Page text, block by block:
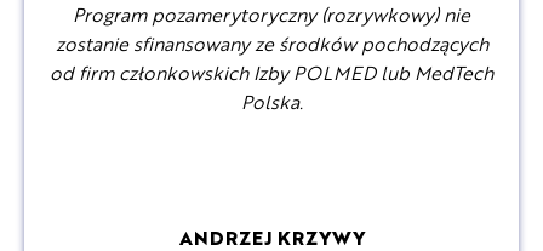
Program pozamerytoryczny (rozrywkowy) nie
zostanie sfinansowany ze środków pochodzących
od firm członkowskich Izby POLMED lub MedTech
Polska.
ANDRZEJ KRZYWY